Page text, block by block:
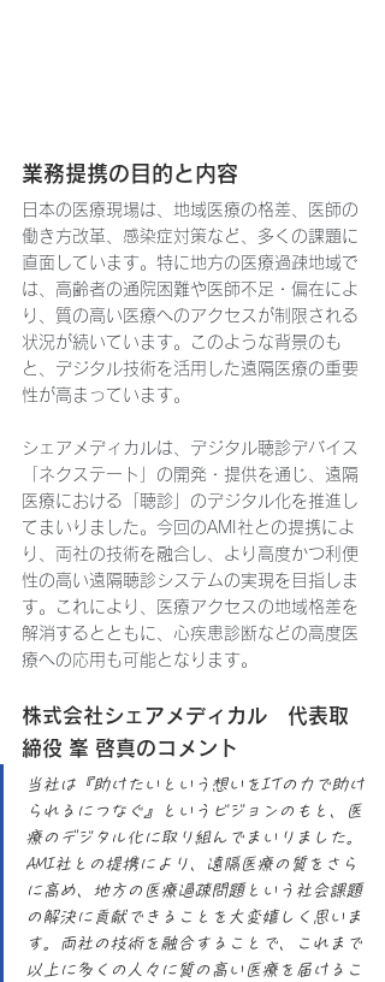
業務提携の目的と内容
日本の医療現場は、地域医療の格差、医師の
働き方改革、感染症対策など、多くの課題に
直面しています。特に地方の医療過疎地域で
は、高齢者の通院困難や医師不足・偏在によ
り、質の高い医療へのアクセスが制限される
状況が続いています。このような背景のも
と、デジタル技術を活用した遠隔医療の重要
性が高まっています。
シェアメディカルは、デジタル聴診デバイス
「ネクステート」の開発・提供を通じ、遠隔
医療における「聴診」のデジタル化を推進し
てまいりました。今回のAMI社との提携によ
り、両社の技術を融合し、より高度かつ利便
性の高い遠隔聴診システムの実現を目指しま
す。これにより、医療アクセスの地域格差を
解消するとともに、心疾患診断などの高度医
療への応用も可能となります。
株式会社シェアメディカル　代表取
締役 峯 啓真のコメント
当社は『助けたいという想いをITの力で助け
られるにつなぐ』というビジョンのもと、医
療のデジタル化に取り組んでまいりました。
AMI社との提携により、遠隔医療の質をさら
に高め、地方の医療過疎問題という社会課題
の解決に貢献できることを大変嬉しく思いま
す。両社の技術を融合することで、これまで
以上に多くの人々に質の高い医療を届けるこ